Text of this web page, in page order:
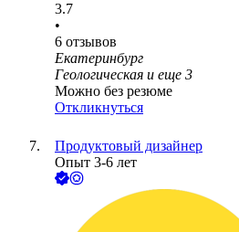
3.7
•
6 отзывов
Екатеринбург
Геологическая и еще 3
Можно без резюме
Откликнуться
Продуктовый дизайнер
Опыт 3-6 лет